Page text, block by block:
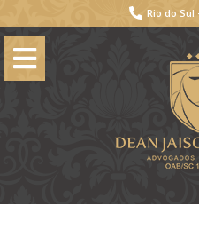
Rio do Sul